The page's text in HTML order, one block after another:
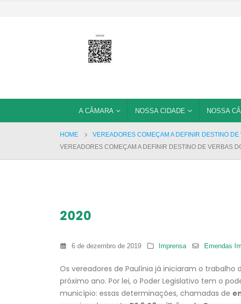
A CÂMARA NOSSA CIDADE NOSSA
HOME VEREADORES COMEÇAM A DEFINIR DESTINO
VEREADORES COMEÇAM A DEFINIR DESTINO DE VERBAS
2020
6 de dezembro de 2019 Imprensa Emendas
Os vereadores de Paulínia já iniciaram o
próximo ano. Por lei, o Poder Legislativo tem o
município: essas determinações, chamadas de